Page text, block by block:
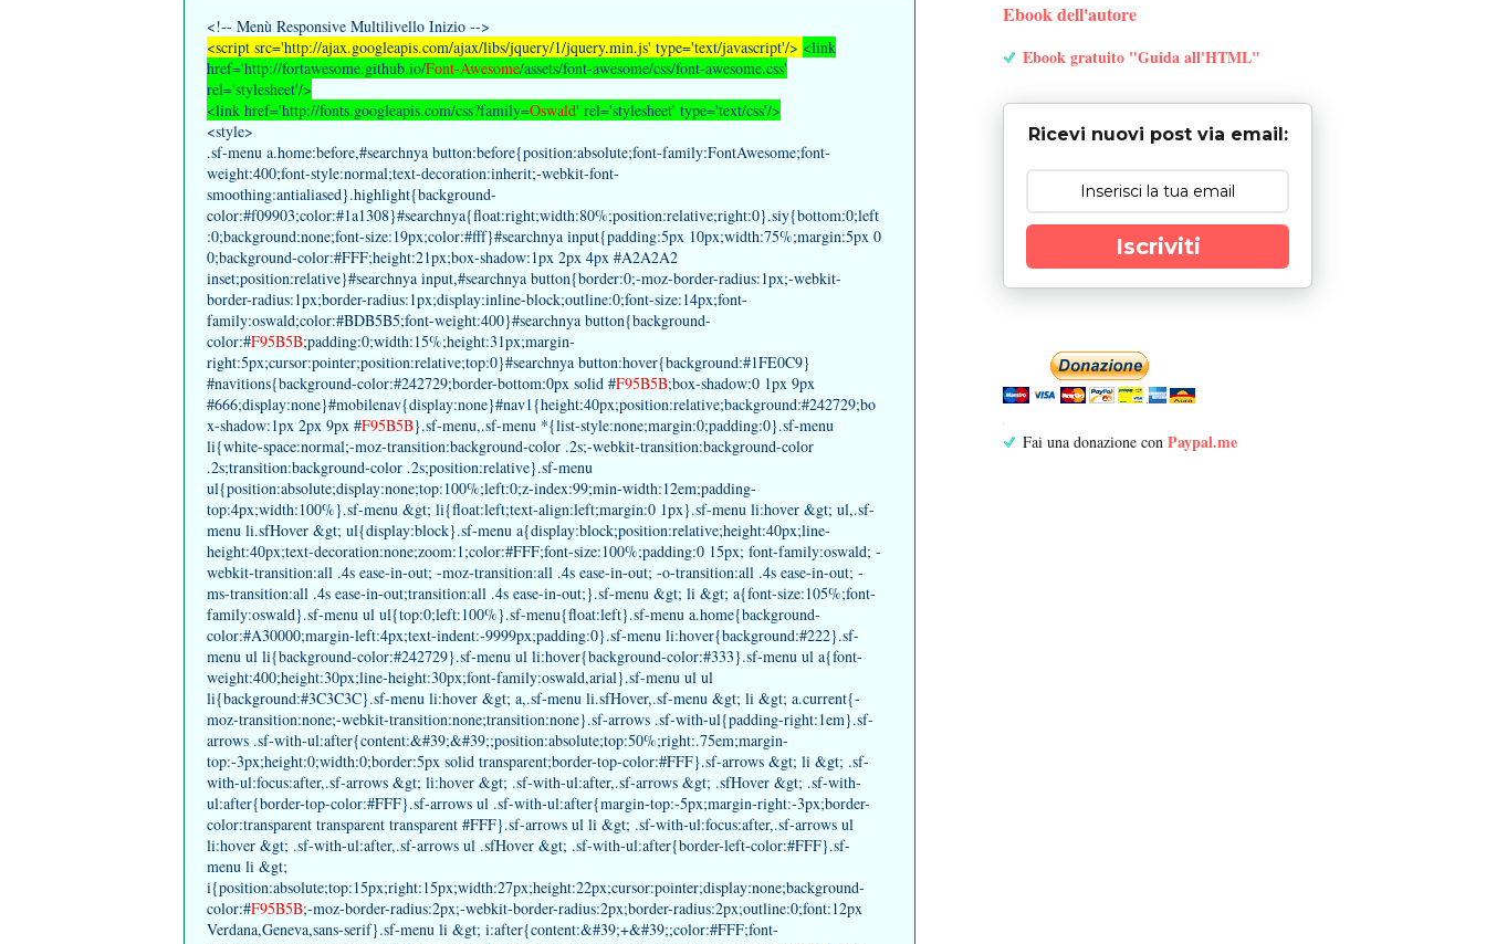
<!-- Menù Responsive Multilivello Inizio -->
<script src='http://ajax.googleapis.com/ajax/libs/jquery/1/jquery.min.js' type='text/javascript'/> <link
href='http://fortawesome.github.io/Font-Awesome/assets/font-awesome/css/font-awesome.css'
rel='stylesheet'/>
<link href='http://fonts.googleapis.com/css?family=Oswald' rel='stylesheet' type='text/css'/>
<style>
.sf-menu a.home:before,#searchnya button:before{position:absolute;font-family:FontAwesome;font-
weight:400;font-style:normal;text-decoration:inherit;-webkit-font-
smoothing:antialiased}.highlight{background-
color:#f09903;color:#1a1308}#searchnya{float:right;width:80%;position:relative;right:0}.siy{bottom:0;left
:0;background:none;font-size:19px;color:#fff}#searchnya input{padding:5px 10px;width:75%;margin:5px 0
0;background-color:#FFF;height:21px;box-shadow:1px 2px 4px #A2A2A2
inset;position:relative}#searchnya input,#searchnya button{border:0;-moz-border-radius:1px;-webkit-
border-radius:1px;border-radius:1px;display:inline-block;outline:0;font-size:14px;font-
family:oswald;color:#BDB5B5;font-weight:400}#searchnya button{background-
color:#F95B5B;padding:0;width:15%;height:31px;margin-
right:5px;cursor:pointer;position:relative;top:0}#searchnya button:hover{background:#1FE0C9}
#navitions{background-color:#242729;border-bottom:0px solid #F95B5B;box-shadow:0 1px 9px
#666;display:none}#mobilenav{display:none}#nav1{height:40px;position:relative;background:#242729;bo
x-shadow:1px 2px 9px #F95B5B}.sf-menu,.sf-menu *{list-style:none;margin:0;padding:0}.sf-menu
li{white-space:normal;-moz-transition:background-color .2s;-webkit-transition:background-color
.2s;transition:background-color .2s;position:relative}.sf-menu
ul{position:absolute;display:none;top:100%;left:0;z-index:99;min-width:12em;padding-
top:4px;width:100%}.sf-menu &gt; li{float:left;text-align:left;margin:0 1px}.sf-menu li:hover &gt; ul,.sf-
menu li.sfHover &gt; ul{display:block}.sf-menu a{display:block;position:relative;height:40px;line-
height:40px;text-decoration:none;zoom:1;color:#FFF;font-size:100%;padding:0 15px; font-family:oswald; -
webkit-transition:all .4s ease-in-out; -moz-transition:all .4s ease-in-out; -o-transition:all .4s ease-in-out; -
ms-transition:all .4s ease-in-out;transition:all .4s ease-in-out;}.sf-menu &gt; li &gt; a{font-size:105%;font-
family:oswald}.sf-menu ul ul{top:0;left:100%}.sf-menu{float:left}.sf-menu a.home{background-
color:#A30000;margin-left:4px;text-indent:-9999px;padding:0}.sf-menu li:hover{background:#222}.sf-
menu ul li{background-color:#242729}.sf-menu ul li:hover{background-color:#333}.sf-menu ul a{font-
weight:400;height:30px;line-height:30px;font-family:oswald,arial}.sf-menu ul ul
li{background:#3C3C3C}.sf-menu li:hover &gt; a,.sf-menu li.sfHover,.sf-menu &gt; li &gt; a.current{-
moz-transition:none;-webkit-transition:none;transition:none}.sf-arrows .sf-with-ul{padding-right:1em}.sf-
arrows .sf-with-ul:after{content:&#39;&#39;;position:absolute;top:50%;right:.75em;margin-
top:-3px;height:0;width:0;border:5px solid transparent;border-top-color:#FFF}.sf-arrows &gt; li &gt; .sf-
with-ul:focus:after,.sf-arrows &gt; li:hover &gt; .sf-with-ul:after,.sf-arrows &gt; .sfHover &gt; .sf-with-
ul:after{border-top-color:#FFF}.sf-arrows ul .sf-with-ul:after{margin-top:-5px;margin-right:-3px;border-
color:transparent transparent transparent #FFF}.sf-arrows ul li &gt; .sf-with-ul:focus:after,.sf-arrows ul
li:hover &gt; .sf-with-ul:after,.sf-arrows ul .sfHover &gt; .sf-with-ul:after{border-left-color:#FFF}.sf-
menu li &gt;
i{position:absolute;top:15px;right:15px;width:27px;height:22px;cursor:pointer;display:none;background-
color:#F95B5B;-moz-border-radius:2px;-webkit-border-radius:2px;border-radius:2px;outline:0;font:12px
Verdana,Geneva,sans-serif}.sf-menu li &gt; i:after{content:&#39;+&#39;;color:#FFF;font-
Ebook dell'autore
Ebook gratuito "Guida all'HTML"
Ricevi nuovi post via email:
Iscriviti
Fai una donazione con Paypal.me